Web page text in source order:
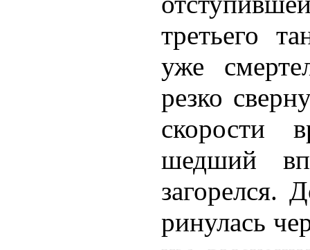
третьего
уже
резко
скорости
шедший
загорелся.
ринулась